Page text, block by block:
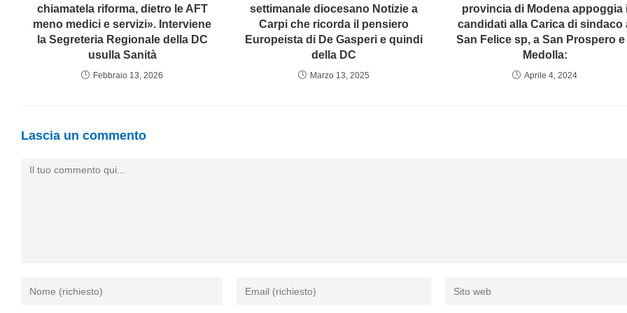
chiamatela riforma, dietro le AFT
meno medici e servizi». Interviene
la Segreteria Regionale della DC
usulla Sanità
Febbraio 13, 2026
settimanale diocesano Notizie a
Carpi che ricorda il pensiero
Europeista di De Gasperi e quindi
della DC
Marzo 13, 2025
provincia di Modena appoggia
candidati alla Carica di sindaco
San Felice sp, a San Prospero e
Medolla:
Aprile 4, 2024
Lascia un commento